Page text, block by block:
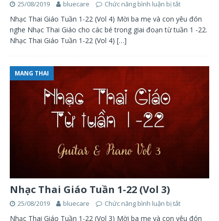
25/08/2019 bluecare Chức năng bình luận bị tắt
Nhạc Thai Giáo Tuần 1-22 (Vol 4) Mời ba mẹ và con yêu đón
nghe Nhạc Thai Giáo cho các bé trong giai đoạn từ tuần 1 -22.
Nhạc Thai Giáo Tuần 1-22 (Vol 4) […]
MANG THAI
Nhạc Thai Giáo Tuần 1-22 (Vol 3)
25/08/2019 bluecare Chức năng bình luận bị tắt
Nhạc Thai Giáo Tuần 1-22 (Vol 3) Mời ba mẹ và con yêu đón